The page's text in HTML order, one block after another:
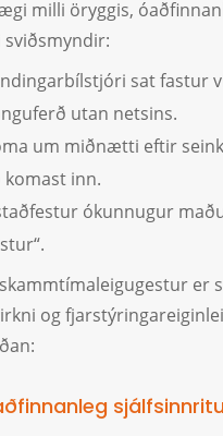
milli öryggis,
sviðsmyndir:
sat fastur
utan netsins.
um miðnætti eftir
komast inn.
ókunnugur
er
og